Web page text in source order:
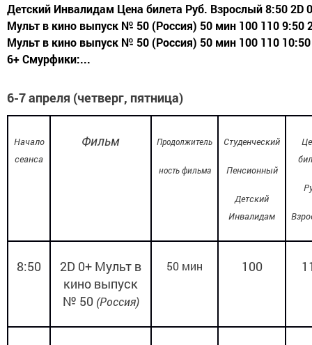
Детский Инвалидам Цена билета Руб. Взрослый 8:50 2D
Мульт в кино выпуск № 50 (Россия) 50 мин 100 110 9:50
Мульт в кино выпуск № 50 (Россия) 50 мин 100 110 10:50
6+ Смурфики:...
6-7 апреля (четверг, пятница)
Начало
сеанса
Фильм Продолжитель
ность фильма
Студенческий
Пенсионный
Детский
Инвалидам
8:50 2D 0+ Мульт в
кино выпуск
№ 50 (Россия)
50 мин 100